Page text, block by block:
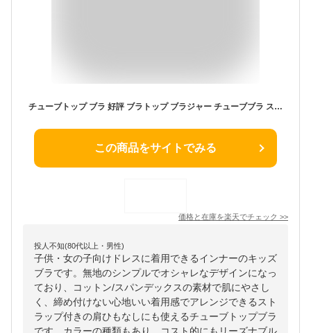
チューブトップ ブラ 好評 ブラトップ ブラジャー チューブブラ ストラップ 胸パッド ワイヤーなし カップ付き ノンワイヤー 下着 ずれない 肩紐 肩ひも 中学生 高校生 女の子 キッズ こども 子供 シンプル ドレスインナー ダンス フラダンス ダンス衣装
この商品をサイトでみる
価格と在庫を楽天でチェック >>
投人不知(80代以上・男性)
子供・女の子向けドレスに着用できるインナーのキッズ
ブラです。無地のシンプルでオシャレなデザインになっ
ており、コットン/スパンデックスの素材で肌にやさし
く、締め付けない心地いい着用感でアレンジできるスト
ラップ付きの肩ひもなしにも使えるチューブトップブラ